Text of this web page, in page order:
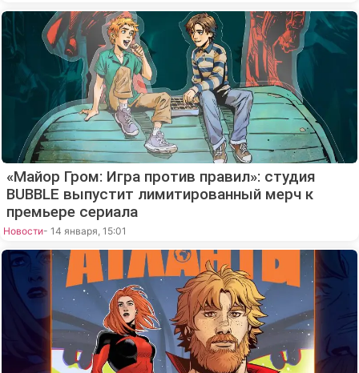
«Майор Гром: Игра против правил»: студия
BUBBLE выпустит лимитированный мерч к
премьере сериала
Новости- 14 января, 15:01